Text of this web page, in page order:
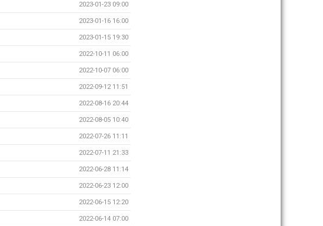
2023-01-23 09:00
2023-01-16 16:00
2023-01-15 19:30
2022-10-11 06:00
2022-10-07 06:00
2022-09-12 11:51
2022-08-16 20:44
2022-08-05 10:40
2022-07-26 11:11
2022-07-11 21:33
2022-06-28 11:14
2022-06-23 12:00
2022-06-15 12:20
2022-06-14 07:00